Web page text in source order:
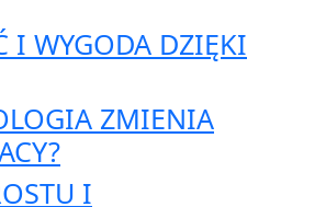
I WYGODA DZIĘKI
ZMIENIA
I